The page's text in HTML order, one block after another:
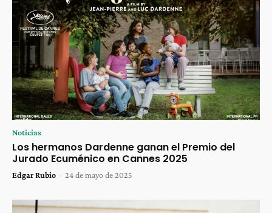
Noticias
Los hermanos Dardenne ganan el Premio del
Jurado Ecuménico en Cannes 2025
Edgar Rubio - 24 de mayo de 2025